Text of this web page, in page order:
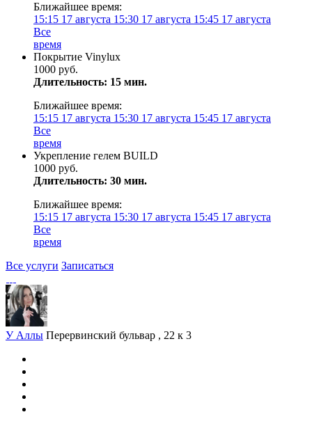
Ближайшее время:
15:15 17 августа 15:30 17 августа 15:45 17 августа
Все
время
Покрытие Vinylux
1000 руб.
Длительность: 15 мин.
Ближайшее время:
15:15 17 августа 15:30 17 августа 15:45 17 августа
Все
время
Укрепление гелем BUILD
1000 руб.
Длительность: 30 мин.
Ближайшее время:
15:15 17 августа 15:30 17 августа 15:45 17 августа
Все
время
Все услуги Записаться
У Аллы Перервинский бульвар , 22 к 3